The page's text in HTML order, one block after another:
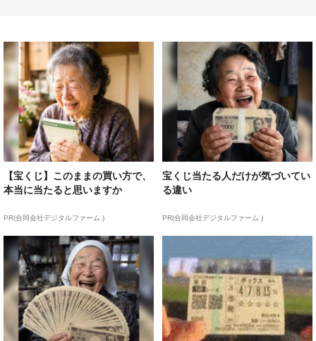
【宝くじ】このままの買い方で、
本当に当たると思いますか
PR(合同会社デジタルファーム )
宝くじ当たる人だけが気づいてい
る違い
PR(合同会社デジタルファーム )